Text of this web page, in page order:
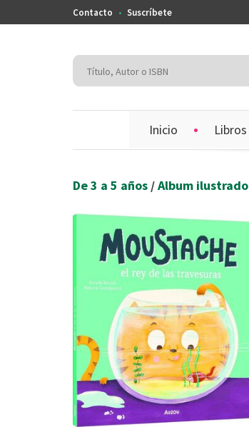
Contacto Suscríbete
Inicio Libros
De 3 a 5 años /Album ilustrado